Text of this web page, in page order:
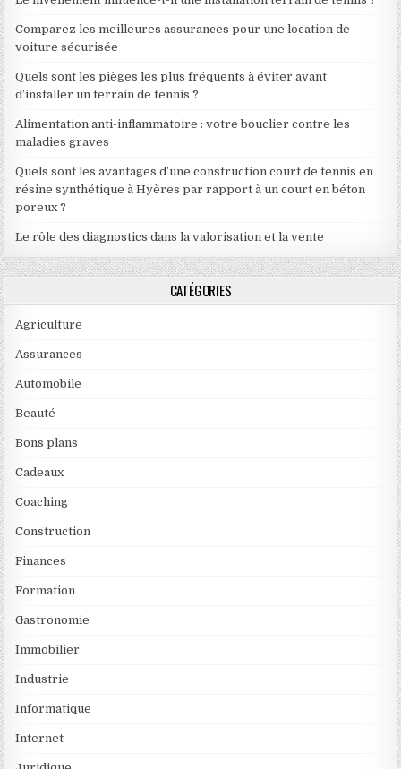
Comparez les meilleures assurances pour une location de
voiture sécurisée
Quels sont les pièges les plus fréquents à éviter avant
d’installer un terrain de tennis ?
Alimentation anti-inflammatoire : votre bouclier contre les
maladies graves
Quels sont les avantages d’une construction court de tennis en
résine synthétique à Hyères par rapport à un court en béton
poreux ?
Le rôle des diagnostics dans la valorisation et la vente
CATÉGORIES
Agriculture
Assurances
Automobile
Beauté
Bons plans
Cadeaux
Coaching
Construction
Finances
Formation
Gastronomie
Immobilier
Industrie
Informatique
Internet